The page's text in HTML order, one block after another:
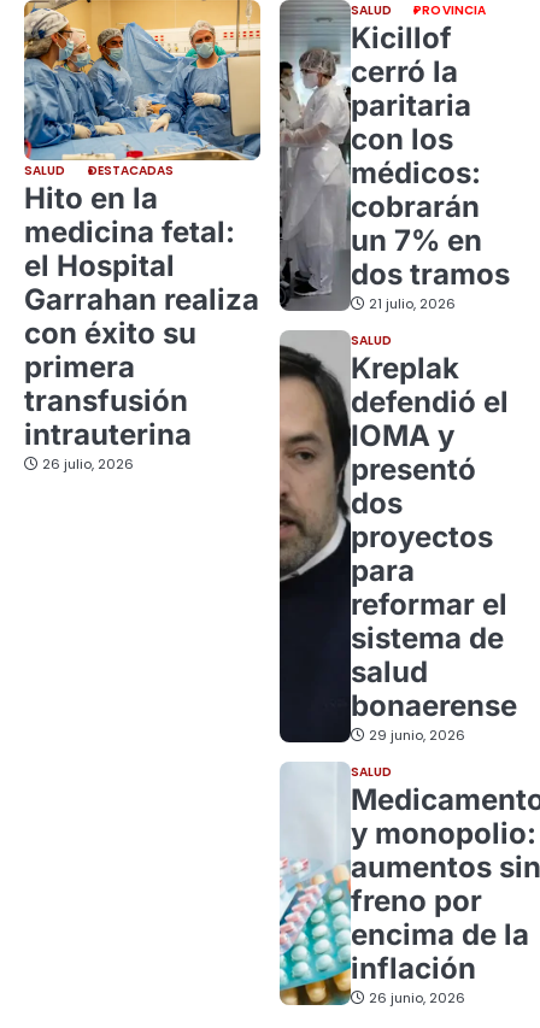
SALUD DESTACADAS
Hito en la
medicina fetal:
el Hospital
Garrahan realiza
con éxito su
primera
transfusión
intrauterina
26 julio, 2026
SALUD PROVINCIA
Kicillof
cerró la
paritaria
con los
médicos:
cobrarán
un 7% en
dos tramos
21 julio, 2026
SALUD
Kreplak
defendió el
IOMA y
presentó
dos
proyectos
para
reformar el
sistema de
salud
bonaerense
29 junio, 2026
SALUD
y monopolio:
aumentos sin
freno por
encima de la
inflación
26 junio, 2026